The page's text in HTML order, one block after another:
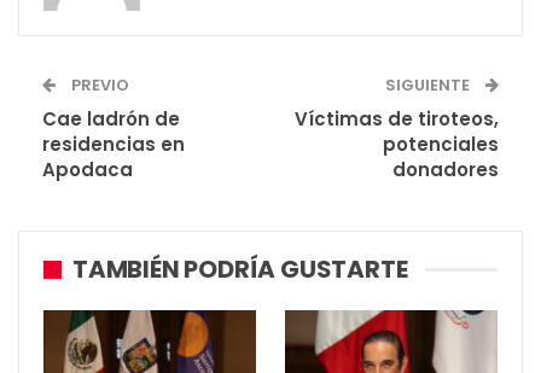
PREVIO
Cae ladrón de
residencias en
Apodaca
SIGUIENTE
Víctimas de tiroteos,
potenciales
donadores
TAMBIÉN PODRÍA GUSTARTE